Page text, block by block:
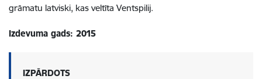
grāmatu latviski, kas veltīta Ventspilij.
Izdevuma gads: 2015
IZPĀRDOTS